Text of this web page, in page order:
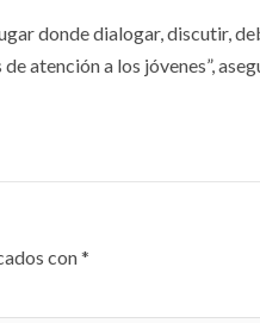
donde dialogar, discutir,
atención a los jóvenes”,
con*